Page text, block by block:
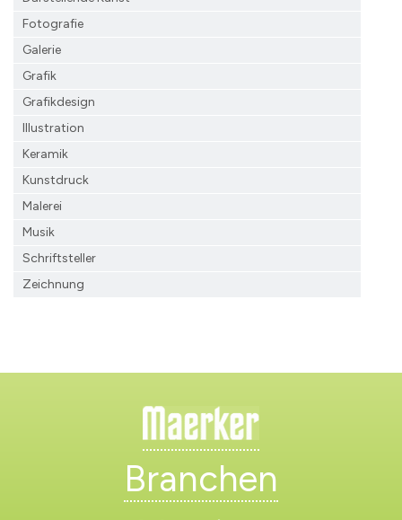
Fotografie
Galerie
Grafik
Grafikdesign
Illustration
Keramik
Kunstdruck
Malerei
Musik
Schriftsteller
Zeichnung
Branchen